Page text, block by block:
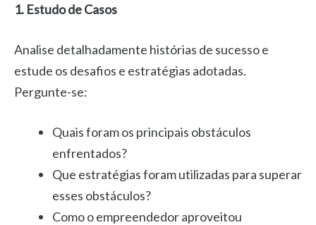
1. Estudo de Casos
Analise detalhadamente histórias de sucesso e
estude os desafios e estratégias adotadas.
Pergunte-se:
Quais foram os principais obstáculos
enfrentados?
Que estratégias foram utilizadas para superar
esses obstáculos?
Como o empreendedor aproveitou